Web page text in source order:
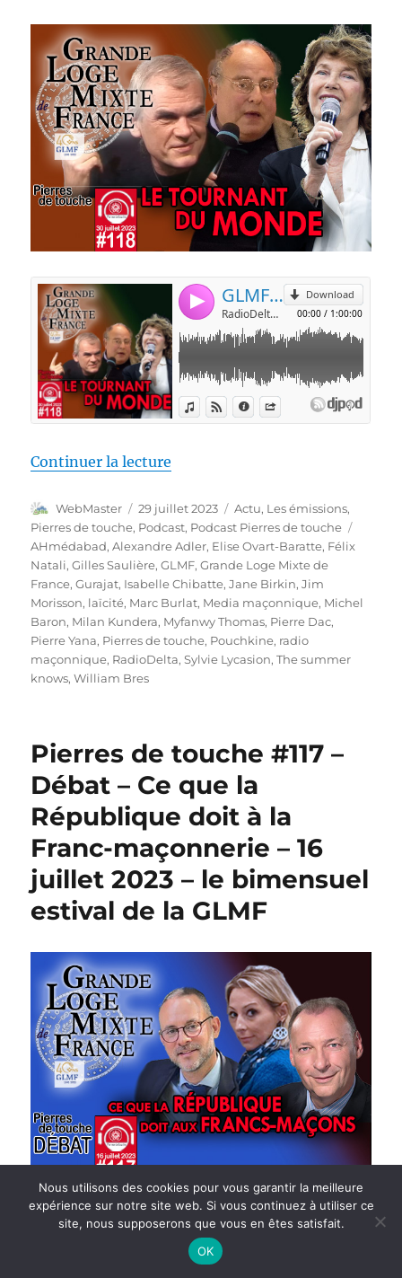
Continuer la lecture
Auteur
WebMaster
Publié
le
29 juillet 2023 Catégories
Actu, Les émissions,
Pierres de touche, Podcast, Podcast Pierres de touche
AHmédabad,Alexandre Adler, Elise Ovart-Baratte, Félix
Natali,Gilles Saulière,GLMF,Grande Loge Mixte de
France,Gurajat, Isabelle Chibatte,Jane Birkin,Jim
Morisson, laïcité, Marc Burlat, Media maçonnique, Michel
Baron, Milan Kundera, Myfanwy Thomas, Pierre Dac,
Pierre Yana, Pierres de touche, Pouchkine, radio
maçonnique, RadioDelta,Sylvie Lycasion,The summer
knows,William Bres
Pierres de touche #117 –
Débat – Ce que la
République doit à la
Franc-maçonnerie – 16
juillet 2023 – le bimensuel
estival de la GLMF
Nous utilisons des cookies pour vous garantir la meilleure
expérience sur notre site web. Si vous continuez à utiliser ce
site, nous supposerons que vous en êtes satisfait.
OK